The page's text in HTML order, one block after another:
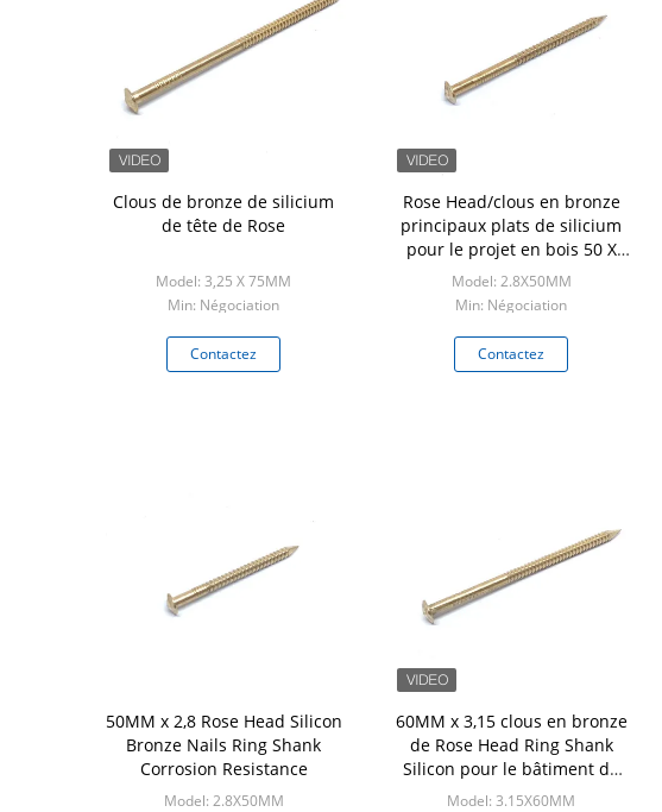
Clous de bronze de silicium
de tête de Rose
Model: 3,25 X 75MM
Min: Négociation
Contactez
Rose Head/clous en bronze
principaux plats de silicium
pour le projet en bois 50 X
2.8MM
Model: 2.8X50MM
Min: Négociation
Contactez
50MM x 2,8 Rose Head Silicon
Bronze Nails Ring Shank
Corrosion Resistance
Model: 2.8X50MM
60MM x 3,15 clous en bronze
de Rose Head Ring Shank
Silicon pour le bâtiment de
bateau
Model: 3.15X60MM